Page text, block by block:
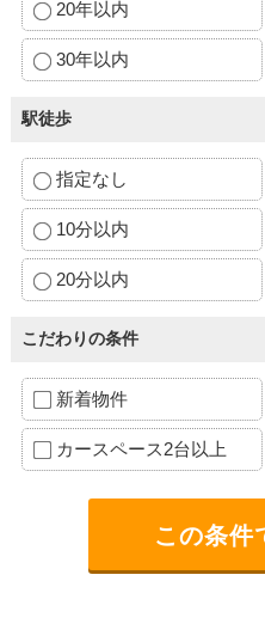
20年以内
30年以内
駅徒歩
指定なし
10分以内
20分以内
こだわりの条件
新着物件
カースペース2台以上